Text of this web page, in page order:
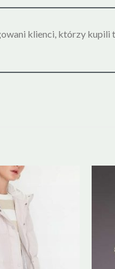
klienci, którzy kupili